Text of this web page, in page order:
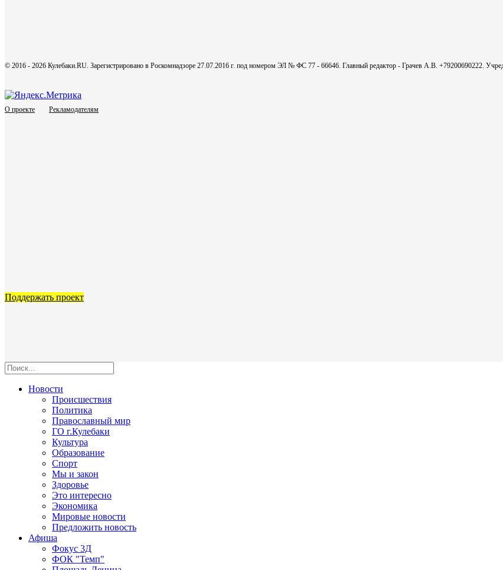
© 2016 - 2026 Кулебаки.RU. Зарегистрировано в Роскомнадзоре 27.07.2016 г. под номером ЭЛ № ФС 77 - 66646. Главный редактор - Грачев А.В. +79200690222.
О проекте Рекламодателям
Поддержать проект
Новости
Происшествия
Политика
Православный мир
ГО г.Кулебаки
Культура
Образование
Спорт
Мы и закон
Здоровье
Это интересно
Экономика
Мировые новости
Предложить новость
Афиша
Фокус 3Д
ФОК "Темп"